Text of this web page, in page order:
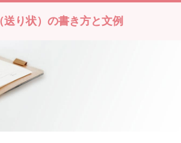
り状）の書き方と文例